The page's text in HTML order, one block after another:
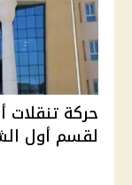
حركة تنقلات
لقسم أول